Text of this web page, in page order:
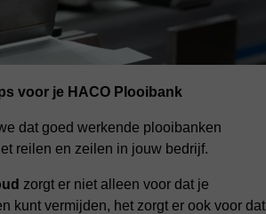
voor je HACO Plooibank
dat goed werkende plooibanken
reilen en zeilen in jouw bedrijf.
zorgt er niet alleen voor dat je
kunt vermijden, het zorgt er ook voor dat